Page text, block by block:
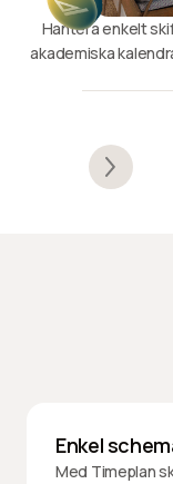
Hantera enkelt
akademiska
Enkel
Med Timeplan